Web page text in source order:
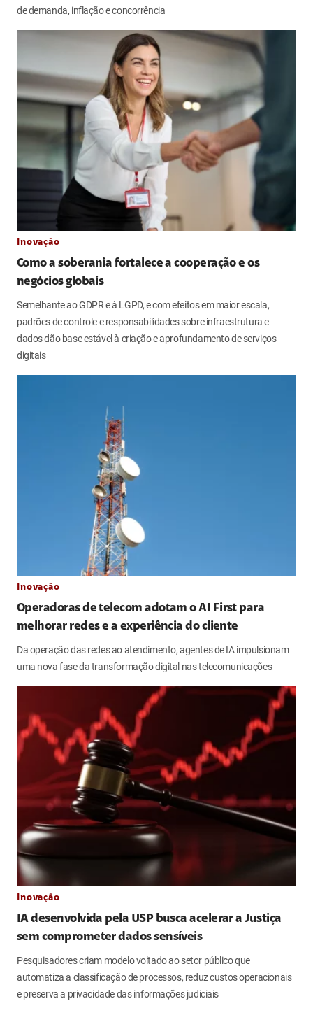
de demanda, inflação e concorrência
Inovação
Como a soberania fortalece a cooperação e os
negócios globais
Semelhante ao GDPR e à LGPD, e com efeitos em maior escala,
padrões de controle e responsabilidades sobre infraestrutura e
dados dão base estável à criação e aprofundamento de serviços
digitais
Inovação
Operadoras de telecom adotam o AI First para
melhorar redes e a experiência do cliente
Da operação das redes ao atendimento, agentes de IA impulsionam
uma nova fase da transformação digital nas telecomunicações
Inovação
IA desenvolvida pela USP busca acelerar a Justiça
sem comprometer dados sensíveis
Pesquisadores criam modelo voltado ao setor público que
automatiza a classificação de processos, reduz custos operacionais
e preserva a privacidade das informações judiciais